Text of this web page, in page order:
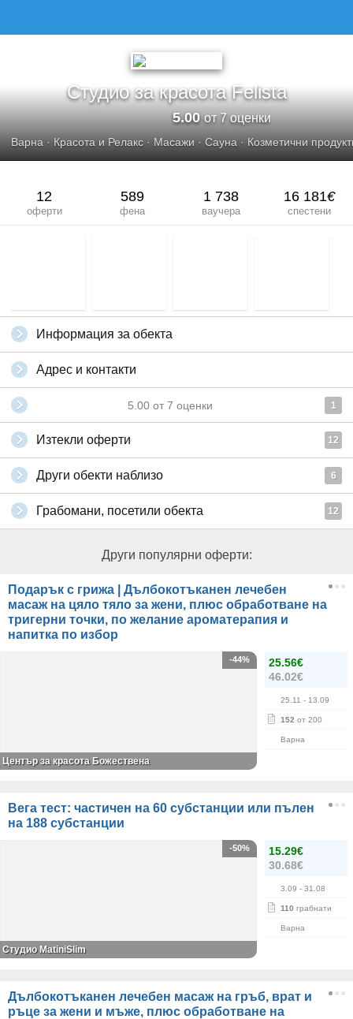
Студио за красота Felista
5.00от 7 оценки
Варна · Красота и Релакс · Масажи · Сауна · Козметични
12
оферти
589
фена
1 738
ваучера
16 181€
спестени
Информация за обекта
Адрес и контакти
5.00 от 7 оценки 1
Изтекли оферти 12
Други обекти наблизо 6
Грабомани, посетили обекта 12
Други популярни оферти:
Подарък с грижа | Дълбокотъканен лечебен
масаж на цяло тяло за жени, плюс обработване на
тригерни точки, по желание ароматерапия и
напитка по избор
25.56€
46.02€
25.11 - 13.09
152 от 200
Варна
-44%
Център за красота Божествена
Вега тест: частичен на 60 субстанции или пълен
на 188 субстанции
15.29€
30.68€
3.09 - 31.08
110 грабнати
Варна
-50%
Студио MatiniSlim
Дълбокотъканен лечебен масаж на гръб, врат и
ръце за жени и мъже, плюс обработване на